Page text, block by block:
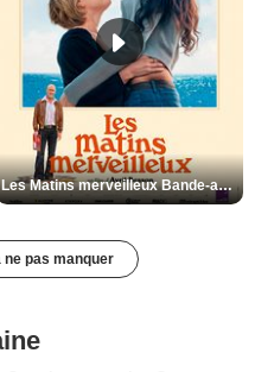
Les Matins merveilleux Bande-annonce VF
ne pas manquer